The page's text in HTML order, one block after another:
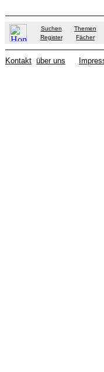
Suchen Themen
Register
Fächer
Kontakt über uns